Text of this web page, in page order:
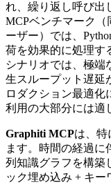
れ、繰り返し呼び出
MCPベンチマーク（
ーザー）では、
荷を効果的に処理す
シナリオでは、極端
生スループット遅延
ロダクション最適化
利用の大部分には適
Graphiti MCPは、特
ます。時間の経過に
列知識グラフを構築
ック埋め込み + キー